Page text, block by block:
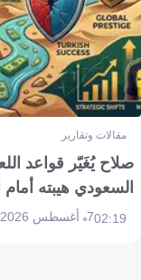
مقالات وتقارير
صلاح يُغَيّر قواعد
السعودي هيبته أمام
02:197 أغسطس 2026